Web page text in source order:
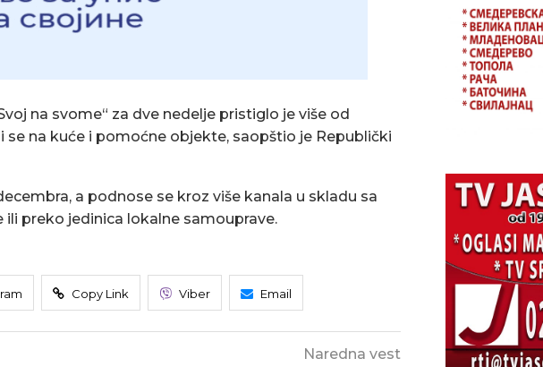
na svome“ za dve nedelje pristiglo je više od
na kuće i pomoćne objekte, saopštio je Republički
a podnose se kroz više kanala u skladu sa
preko jedinica lokalne samouprave.
Copy Link Viber Email
Naredna vest